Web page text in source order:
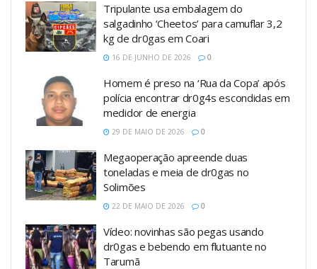
Tripulante usa embalagem do
salgadinho ‘Cheetos’ para camuflar 3,2
kg de dr0gas em Coari
16 DE JUNHO DE 2026 0
Homem é preso na ‘Rua da Copa’ após
polícia encontrar dr0g4s escondidas em
medidor de energia
29 DE MAIO DE 2026 0
Megaoperação apreende duas
toneladas e meia de dr0gas no
Solimões
22 DE MAIO DE 2026 0
Vídeo: novinhas são pegas usando
dr0gas e bebendo em flutuante no
Tarumã